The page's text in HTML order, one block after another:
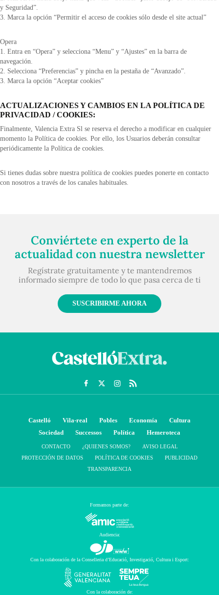
y Seguridad”.
3. Marca la opción “Permitir el acceso de cookies sólo desde el site actual”
Opera
1. Entra en “Opera” y selecciona “Menu” y “Ajustes” en la barra de
navegación.
2. Selecciona “Preferencias” y pincha en la pestaña de “Avanzado”.
3. Marca la opción “Aceptar cookies”
ACTUALIZACIONES Y CAMBIOS EN LA POLÍTICA DE
PRIVACIDAD / COOKIES:
Finalmente, Valencia Extra Sl se reserva el derecho a modificar en cualquier
momento la Política de cookies. Por ello, los Usuarios deberán consultar
periódicamente la Política de cookies.
Si tienes dudas sobre nuestra política de cookies puedes ponerte en contacto
con nosotros a través de los canales habituales.
Conviértete en experto de la
actualidad con nuestra newsletter
Regístrate gratuitamente y te mantendremos
informado siempre de todo lo que pasa cerca de ti
SUSCRIBIRME AHORA
Castelló Vila-real Pobles Economía
Cultura
Sociedad
Successos Política Hemeroteca
CONTACTO ¿QUIENES SOMOS?
AVISO LEGAL
PROTECCIÓN DE DATOS
POLÍTICA DE COOKIES
PUBLICIDAD
TRANSPARENCIA
Formamos parte de:
Audiencia:
Con la colaboración de la Conselleria d’Educació, Investigació, Cultura i Esport:
Con la colaboración de: